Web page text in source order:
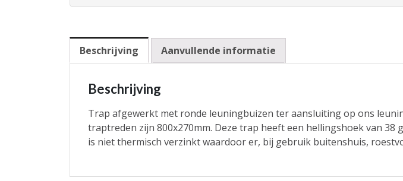
Beschrijving Aanvullende informatie
Beschrijving
Trap afgewerkt met ronde leuningbuizen ter aansluiting op ons
traptreden zijn 800x270mm. Deze trap heeft een hellingshoek van
is niet thermisch verzinkt waardoor er, bij gebruik buitenshuis,